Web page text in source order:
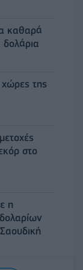
καθαρά
δολάρια
χώρες της
στο
η